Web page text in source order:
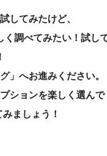
してみたけど、
く調べてみたい！試し
」 へお進みください。
ションを楽しく選んで
ましょう！